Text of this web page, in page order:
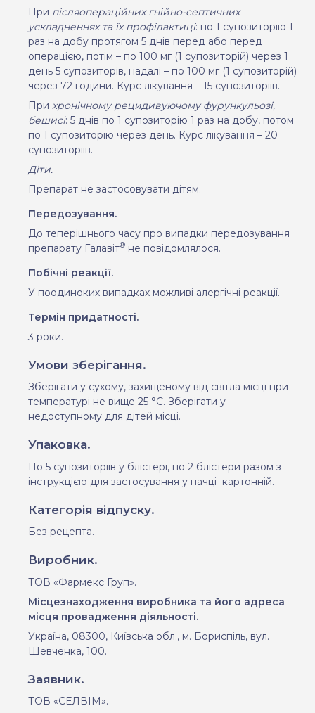
При післяопераційних гнійно-септичних
ускладненнях та їх профілактиці: по 1 супозиторію 1
раз на добу протягом 5 днів перед або перед
операцією, потім – по 100 мг (1 супозиторій) через 1
день 5 супозиторів, надалі – по 100 мг (1 супозиторій)
через 72 години. Курс лікування – 15 супозиторіїв.
При хронічному рецидивуючому фурункульозі,
бешисі: 5 днів по 1 супозиторію 1 раз на добу, потом
по 1 супозиторію через день. Курс лікування – 20
супозиторіїв.
Діти.
Препарат не застосовувати дітям.
Передозування.
До теперішнього часу про випадки передозування
препарату Галавіт® не повідомлялося.
Побічні реакції.
У поодиноких випадках можливі алергічні реакції.
Термін придатності.
3 роки.
Умови зберігання.
Зберігати у сухому, захищеному від світла місці при
температурі не вище 25 °С. Зберігати у
недоступному для дітей місці.
Упаковка.
По 5 супозиторіїв у блістері, по 2 блістери разом з
інструкцією для застосування у пачці картонній.
Категорія відпуску.
Без рецепта.
Виробник.
ТОВ «Фармекс Груп».
Mісцезнаходження виробника та його адреса
місця провадження діяльності.
Україна, 08300, Київська обл., м. Бориспіль, вул.
Шевченка, 100.
Заявник.
ТОВ «СЕЛВІМ».